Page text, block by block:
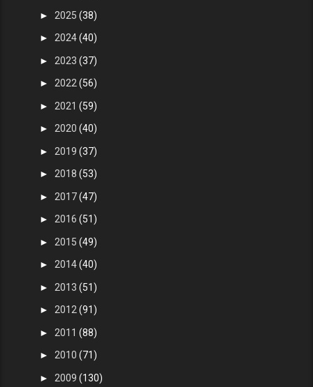
► 2025(38)
► 2024(40)
► 2023(37)
► 2022(56)
► 2021(59)
► 2020(40)
► 2019(37)
► 2018(53)
► 2017(47)
► 2016(51)
► 2015(49)
► 2014(40)
► 2013(51)
► 2012(91)
► 2011(88)
► 2010(71)
► 2009(130)